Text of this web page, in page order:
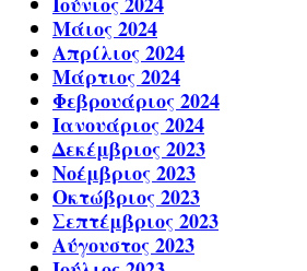
Μάιος 2024
Απρίλιος 2024
Μάρτιος 2024
Φεβρουάριος 2024
Ιανουάριος 2024
Δεκέμβριος 2023
Νοέμβριος 2023
Οκτώβριος 2023
Σεπτέμβριος 2023
Αύγουστος 2023